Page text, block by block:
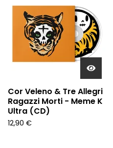
Cor Veleno & Tre Allegri
Ragazzi Morti - Meme K
Ultra (CD)
12,90 €